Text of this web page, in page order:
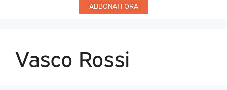
ABBONATI ORA
Vasco Rossi